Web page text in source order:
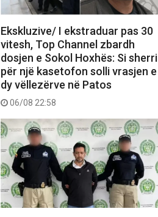
Ekskluzive/ I ekstraduar pas 30
vitesh, Top Channel zbardh
dosjen e Sokol Hoxhës: Si sherri
për një kasetofon solli vrasjen e
dy vëllezërve në Patos
06/08 22:58